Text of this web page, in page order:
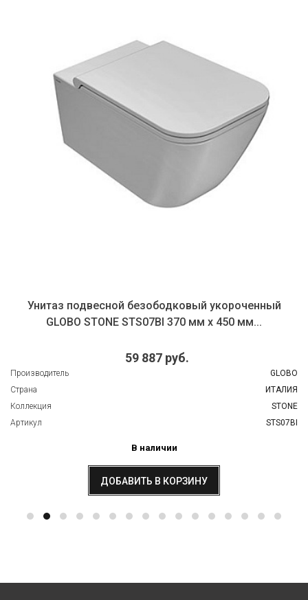
Унитаз подвесной безободковый укороченный
GLOBO STONE STS07BI 370 мм х 450 мм...
59 887 руб.
Производитель
GLOBO
Страна
ИТАЛИЯ
Коллекция
STONE
Артикул
STS07BI
В наличии
ДОБАВИТЬ В КОРЗИНУ